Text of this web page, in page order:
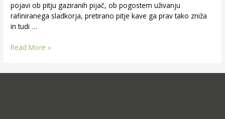
pojavi ob pitju gaziranih pijač, ob pogostem uživanju
rafiniranega sladkorja, pretirano pitje kave ga prav tako zniža
in tudi …
Read More »